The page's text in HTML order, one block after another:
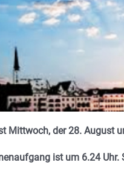
Mittwoch, der 28. August
ist um 6.24